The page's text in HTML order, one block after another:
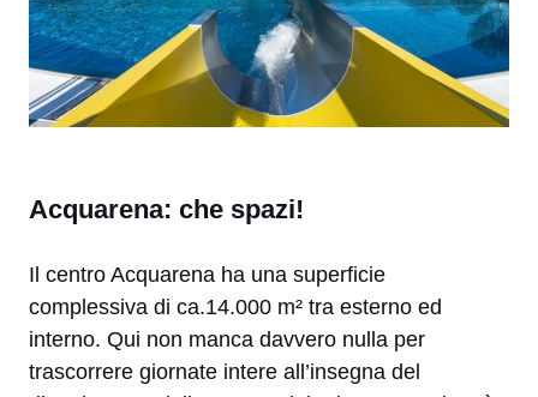
Acquarena: che spazi!
Il centro Acquarena ha una superficie
complessiva di ca.14.000 m² tra esterno ed
interno. Qui non manca davvero nulla per
trascorrere giornate intere all’insegna del